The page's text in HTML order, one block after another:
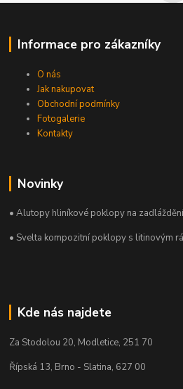
Informace pro zákazníky
O nás
Jak nakupovat
Obchodní podmínky
Fotogalerie
Kontakty
Novinky
• Alutopy hliníkové poklopy na zadláždění
• Svelta kompozitní poklopy s litinovým
Kde nás najdete
Za Stodolou 20, Modletice, 251 70
Řípská 13, Brno - Slatina, 627 00